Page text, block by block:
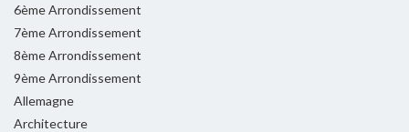
6ème Arrondissement
7ème Arrondissement
8ème Arrondissement
9ème Arrondissement
Allemagne
Architecture